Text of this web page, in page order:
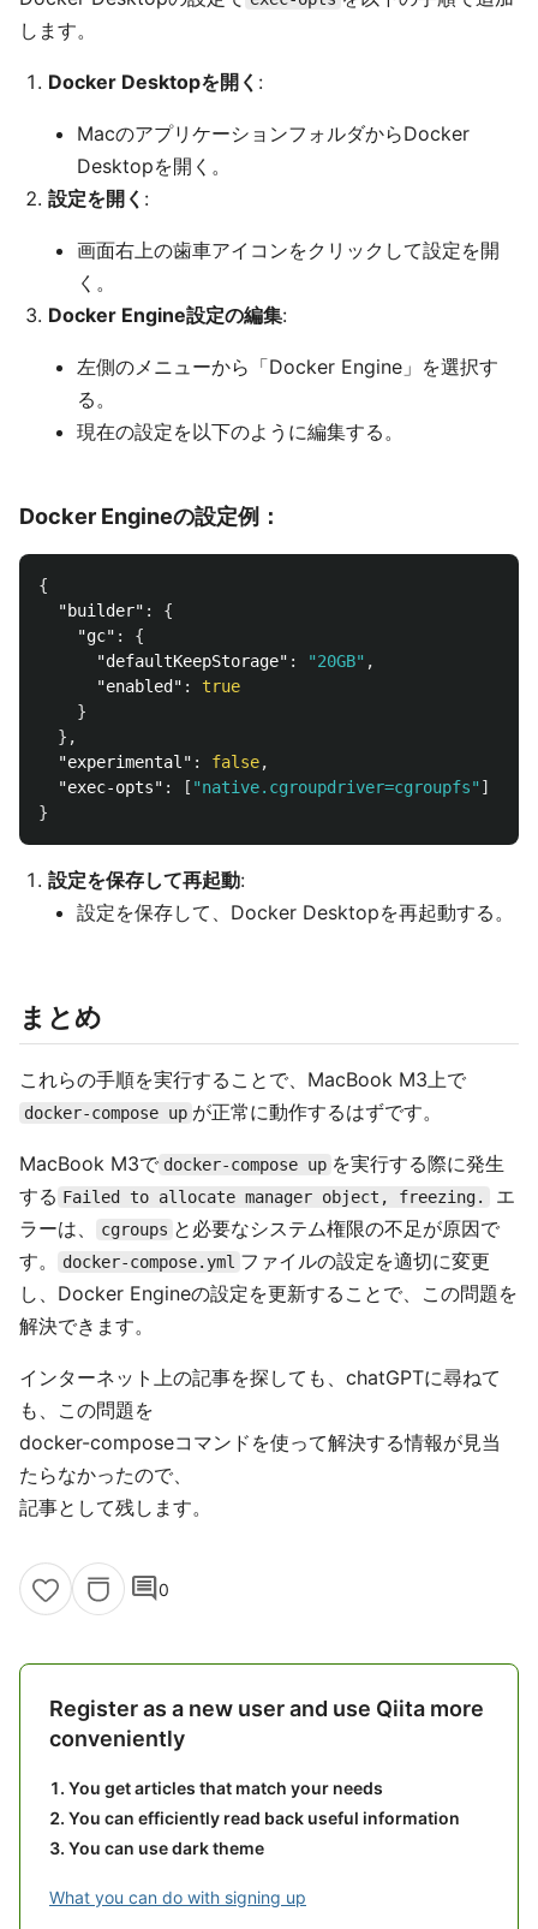
します。
Docker Desktopを開く :
MacのアプリケーションフォルダからDocker
Desktopを開く。
設定を開く :
画面右上の歯車アイコンをクリックして設定を開
く。
Docker Engine設定の編集:
左側のメニューから「Docker Engine」を選択す
る。
現在の設定を以下のように編集する。
Docker Engineの設定例：
{
"builder" :
{
"gc" :
{
"defaultKeepStorage" : "20GB" ,
"enabled" :
true
}
},
"experimental" : false,
"exec-opts" : [ "native.cgroupdriver=cgroupfs" ]
}
設定を保存して再起動:
設定を保存して、Docker Desktopを再起動する。
まとめ
これらの手順を実行することで、MacBook M3上で
docker-compose up が正常に動作するはずです。
MacBook M3で docker-compose up を実行する際に発生
する Failed to allocate manager object, freezing.
エ
ラーは、
cgroups と必要なシステム権限の不足が原因で
す。
docker-compose.yml ファイルの設定を適切に変更
し、Docker Engineの設定を更新することで、この問題を
解決できます。
インターネット上の記事を探しても、chatGPTに尋ねて
も、この問題を
docker-composeコマンドを使って解決する情報が見当
たらなかったので、
記事として残します。
comment0
Register as a new user and use Qiita more
conveniently
You get articles that match your needs
You can efficiently read back useful information
You can use dark theme
What you can do with signing up